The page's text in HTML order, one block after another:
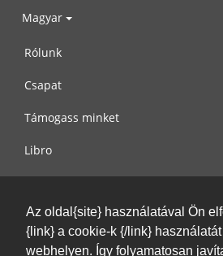
Az oldal{site} használatával Ön
{link} a cookie-k {/link}
webhelyen. Így folyamatosan
Magyar
Rólunk
Csapat
Támogass minket
Libro
Használati feltételek
Írj nekünk